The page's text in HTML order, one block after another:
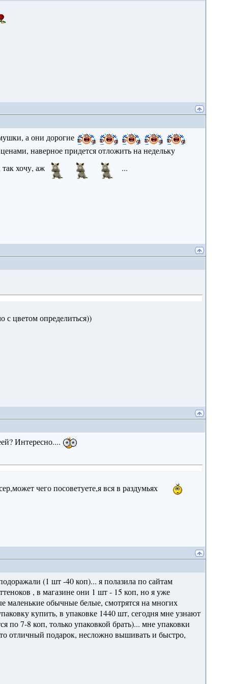
а они дорогие
наверное придется отложить на недельку
хочу, аж
...
с цветом определиться))
Интересно....
чего посоветуете,я вся в раздумьях
(1 шт -40 коп)... я полазила по сайтам
, в магазине они 1 шт - 15 коп, но я уже
маленькие обычные белые, смотрятся на многих
купить, в упаковке 1440 шт, сегодня мне узнают
по 7-8 коп, только упаковкой брать)... мне упаковки
отличный подарок, несложно вышивать и быстро,